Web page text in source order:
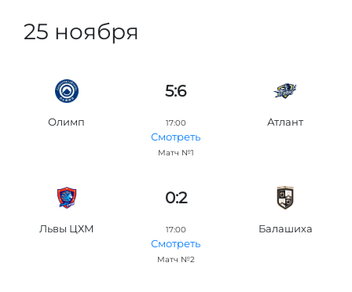
25 ноября
5:6
Олимп 17:00
Смотреть
Матч №1
Атлант
0:2
Львы ЦХМ 17:00
Смотреть
Матч №2
Балашиха